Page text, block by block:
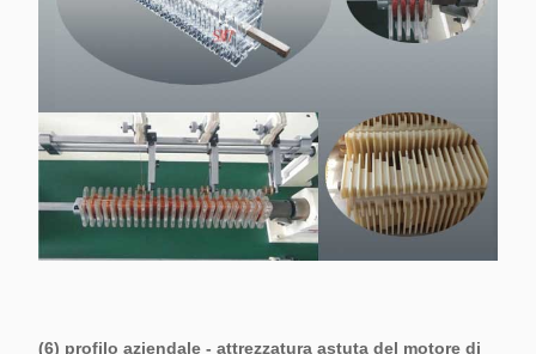
(6) profilo aziendale - attrezzatura astuta del motore di